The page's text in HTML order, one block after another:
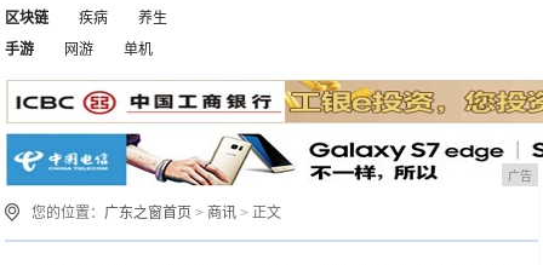
区块链
疾病
养生
手游
网游 单机
广告
您的位置： 广东之窗首页 > 商讯 > 正文